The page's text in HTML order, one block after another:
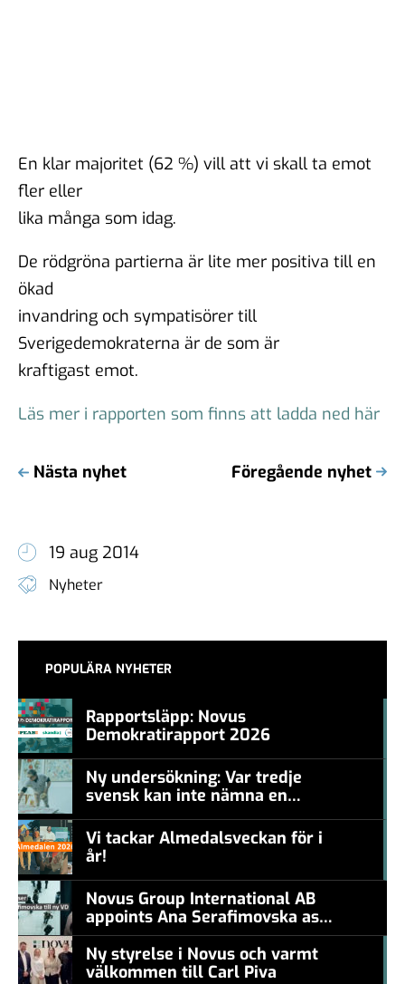
En klar majoritet (62 %) vill att vi skall ta emot
fler eller
lika många som idag.
De rödgröna partierna är lite mer positiva till en
ökad
invandring och sympatisörer till
Sverigedemokraterna är de som är
kraftigast emot.
Läs mer i rapporten som finns att ladda ned här
Nästa nyhet Föregående nyhet
19 aug 2014
Nyheter
POPULÄRA NYHETER
Rapportsläpp: Novus
Demokratirapport 2026
Ny undersökning: Var tredje
svensk kan inte nämna en
levande konstnär
Vi tackar Almedalsveckan för i
år!
Novus Group International AB
appoints Ana Serafimovska as
new CEO
Ny styrelse i Novus och varmt
välkommen till Carl Piva